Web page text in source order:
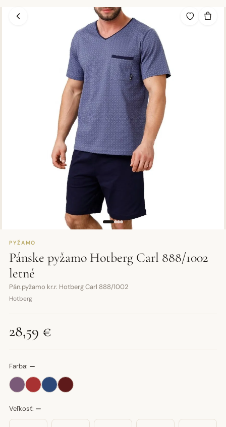
PYŽAMO
Pánske pyžamo Hotberg Carl 888/1002
letné
Pán.pyžamo kr.r. Hotberg Carl 888/1002
Hotberg
28,59 €
Farba: —
Veľkosť: —